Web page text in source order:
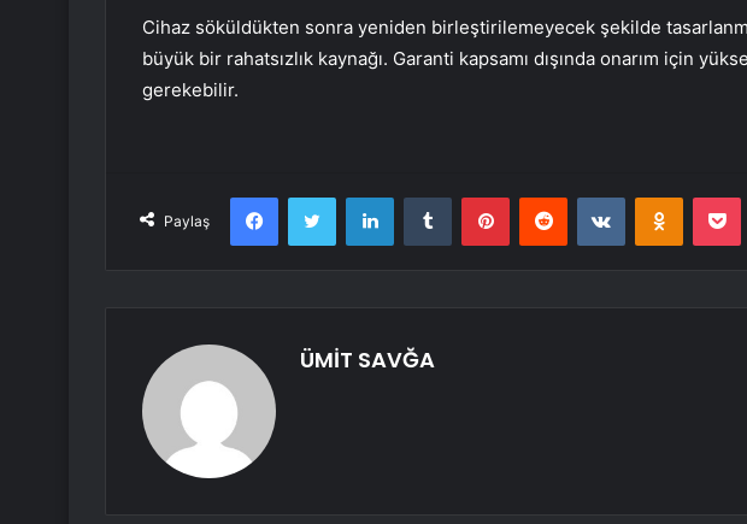
Cihaz söküldükten sonra yeniden birleştirilemeyecek şekilde
büyük bir rahatsızlık kaynağı. Garanti kapsamı dışında onarım için
gerekebilir.
Paylaş
FacebookTwitter LinkedInTumblr PinterestReddit VKontakte
ÜMİT SAVĞA